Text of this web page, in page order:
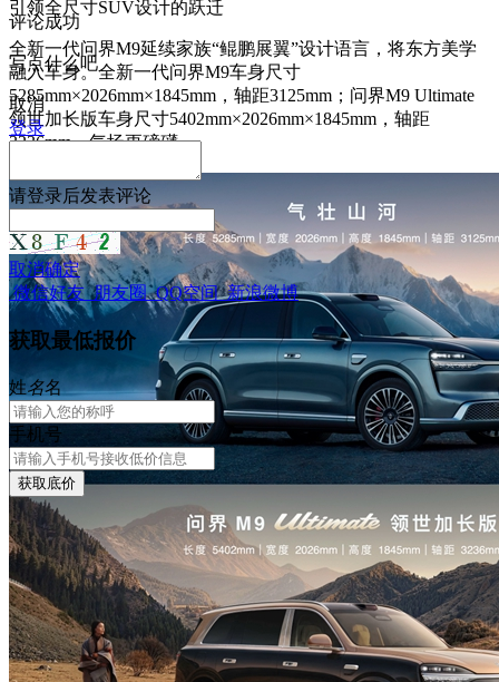
引领全尺寸SUV设计的跃迁
全新一代问界M9延续家族“鲲鹏展翼”设计语言，将东方美学
融入车身。全新一代问界M9车身尺寸
5285mm×2026mm×1845mm，轴距3125mm；问界M9 Ultimate
领世加长版车身尺寸5402mm×2026mm×1845mm，轴距
3236mm，气场更磅礴。
评论成功
写点什么吧
取消
登录
请登录后发表评论
取消确定
微信好友 朋友圈 QQ空间 新浪微博
获取最低报价
姓名名
手机号
获取底价